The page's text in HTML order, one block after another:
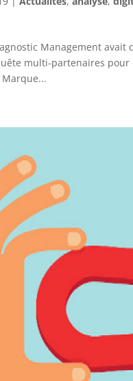
Management
multi-partenaires